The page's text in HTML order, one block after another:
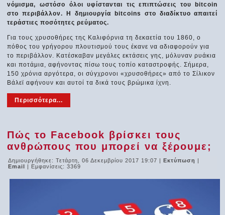
νόμισμα, ωστόσο όλοι υφίστανται τις επιπτώσεις του bitcoin
στο περιβάλλον. Η δημιουργία bitcoins στο διαδίκτυο απαιτεί
τεράστιες ποσότητες ρεύματος.
Για τους χρυσοθήρες της Καλιφόρνια τη δεκαετία του 1860, ο
πόθος του γρήγορου πλουτισμού τους έκανε να αδιαφορούν για
το περιβάλλον. Κατέσκαβαν μεγάλες εκτάσεις γης, μόλυναν ρυάκια
και ποτάμια, αφήνοντας πίσω τους τοπίο καταστροφής. Σήμερα,
150 χρόνια αργότερα, οι σύγχρονοι «χρυσοθήρες» από το Σίλικον
Βάλεϊ αφήνουν και αυτοί τα δικά τους βρώμικα ίχνη.
Περισσότερα...
Πώς το Facebook βρίσκει τους
ανθρώπους που μπορεί να ξέρουμε;
Δημιουργήθηκε: Τετάρτη, 06 Δεκεμβρίου 2017 19:07 |Εκτύπωση |
Email | Εμφανίσεις: 3369